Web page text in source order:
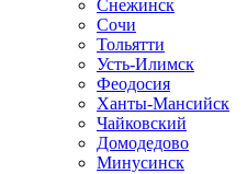
Снежинск
Сочи
Тольятти
Усть-Илимск
Феодосия
Ханты-Мансийск
Чайковский
Домодедово
Минусинск